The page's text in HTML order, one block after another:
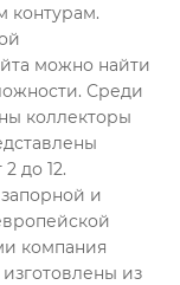
контурам.
можно найти
Среди
коллекторы
до 12.
и
компания
из